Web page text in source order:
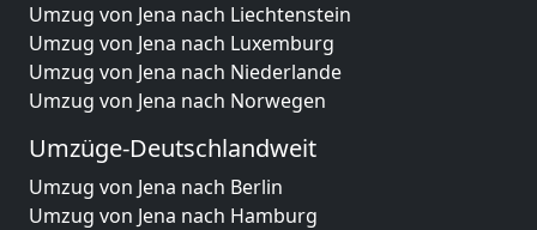
Umzug von Jena nach Liechtenstein
Umzug von Jena nach Luxemburg
Umzug von Jena nach Niederlande
Umzug von Jena nach Norwegen
Umzüge-Deutschlandweit
Umzug von Jena nach Berlin
Umzug von Jena nach Hamburg